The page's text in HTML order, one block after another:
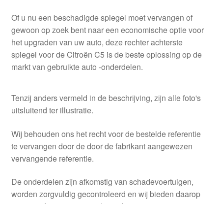
Of u nu een beschadigde spiegel moet vervangen of
gewoon op zoek bent naar een economische optie voor
het upgraden van uw auto, deze rechter achterste
spiegel voor de Citroën C5 is de beste oplossing op de
markt van gebruikte auto -onderdelen.
Tenzij anders vermeld in de beschrijving, zijn alle foto's
uitsluitend ter illustratie.
Wij behouden ons het recht voor de bestelde referentie
te vervangen door de door de fabrikant aangewezen
vervangende referentie.
De onderdelen zijn afkomstig van schadevoertuigen,
worden zorgvuldig gecontroleerd en wij bieden daarop